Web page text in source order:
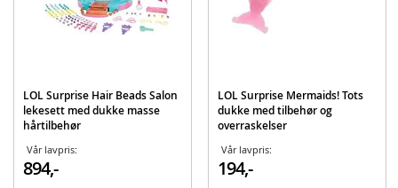
Mål: ca. 25,5 cm (H)
Alder: fra 4 år
EAN 035051510437
LOL Surprise Hair Beads Salon
lekesett med dukke masse
hårtilbehør
Vår lavpris:
894,-
LOL Surprise Mermaids! Tots
dukke med tilbehør og
overraskelser
Vår lavpris:
194,-